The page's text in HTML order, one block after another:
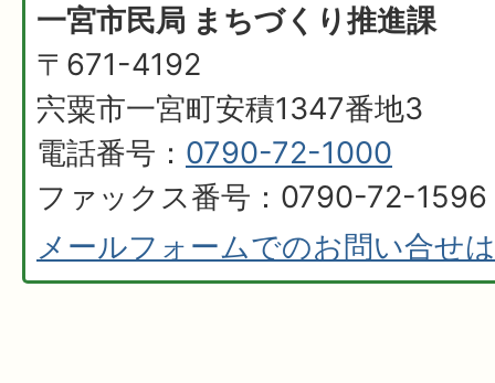
一宮市民局 まちづくり推進課
〒671-4192
宍粟市一宮町安積1347番地3
電話番号： 0790-72-1000
ファックス番号：0790-72-1596
メールフォームでのお問い合せ